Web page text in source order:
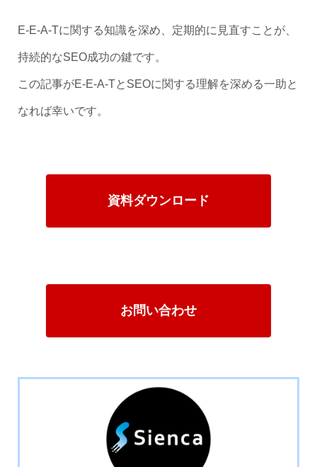
E-E-A-Tに関する知識を深め、定期的に見直すことが、
持続的なSEO成功の鍵です。
この記事がE-E-A-TとSEOに関する理解を深める一助と
なれば幸いです。
資料ダウンロード
お問い合わせ